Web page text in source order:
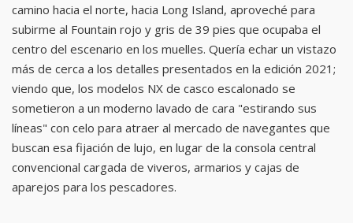
camino hacia el norte, hacia Long Island, aproveché para
subirme al Fountain rojo y gris de 39 pies que ocupaba el
centro del escenario en los muelles. Quería echar un vistazo
más de cerca a los detalles presentados en la edición 2021;
viendo que, los modelos NX de casco escalonado se
sometieron a un moderno lavado de cara "estirando sus
líneas" con celo para atraer al mercado de navegantes que
buscan esa fijación de lujo, en lugar de la consola central
convencional cargada de viveros, armarios y cajas de
aparejos para los pescadores.